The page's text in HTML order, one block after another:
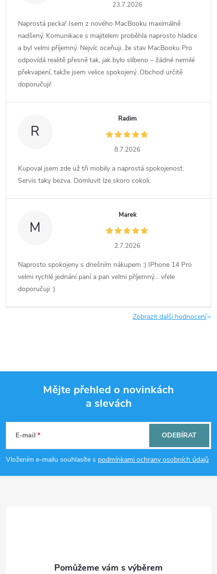
23.7.2026
Naprostá pecka! Jsem z nového MacBooku maximálně
nadšený. Komunikace s majitelem proběhla naprosto hladce
a byl velmi příjemný. Nejvíc oceňuji, že stav MacBooku Pro
odpovídá realitě přesně tak, jak bylo slíbeno – žádné nemilé
překvapení, takže jsem velice spokojený. Obchod určitě
doporučuji!
R
Radim
8.7.2026
Kupoval jsem zde už tři mobily a naprostá spokojenost.
Servis taky bezva. Domluvit lze skoro cokoli.
M
Marek
2.7.2026
Naprosto spokojeny s dnešním nákupem :) IPhone 14 Pro
velmi rychlé jednání paní a pan velmi příjemný… vřele
doporučuji :)
Zobrazit další hodnocení
p
a
Mějte přehled o novinkách
a slevách
E-mail
Vložením e-mailu souhlasíte s podmínkami ochrany osobních údajů
ODEBÍRAT